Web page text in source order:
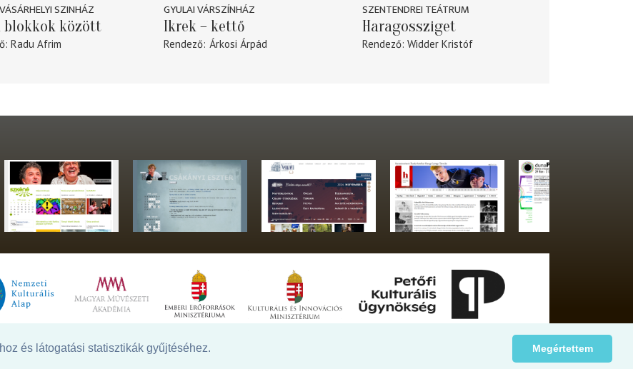
és látogatási statisztikák gyűjtéséhez. Megértettem
SZINHÁZ
blokkok között
Radu Afrim
GYULAI VÁRSZÍNHÁZ
Ikrek – kettő
Rendező Árkosi Árpád
SZENTENDREI TEÁTRUM
Haragossziget
Rendező Widder Kristóf